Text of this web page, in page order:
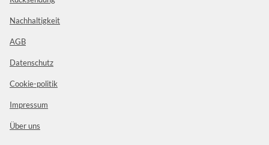
Nachhaltigkeit
AGB
Datenschutz
Cookie-politik
Impressum
Über uns